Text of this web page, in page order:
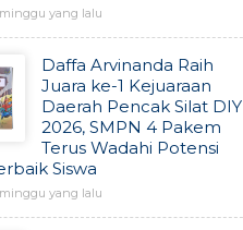
yang lalu
Daffa Arvinanda Raih
Juara ke-1 Kejuaraan
Daerah Pencak Silat DIY
2026, SMPN 4 Pakem
Terus Wadahi Potensi
Siswa
yang lalu